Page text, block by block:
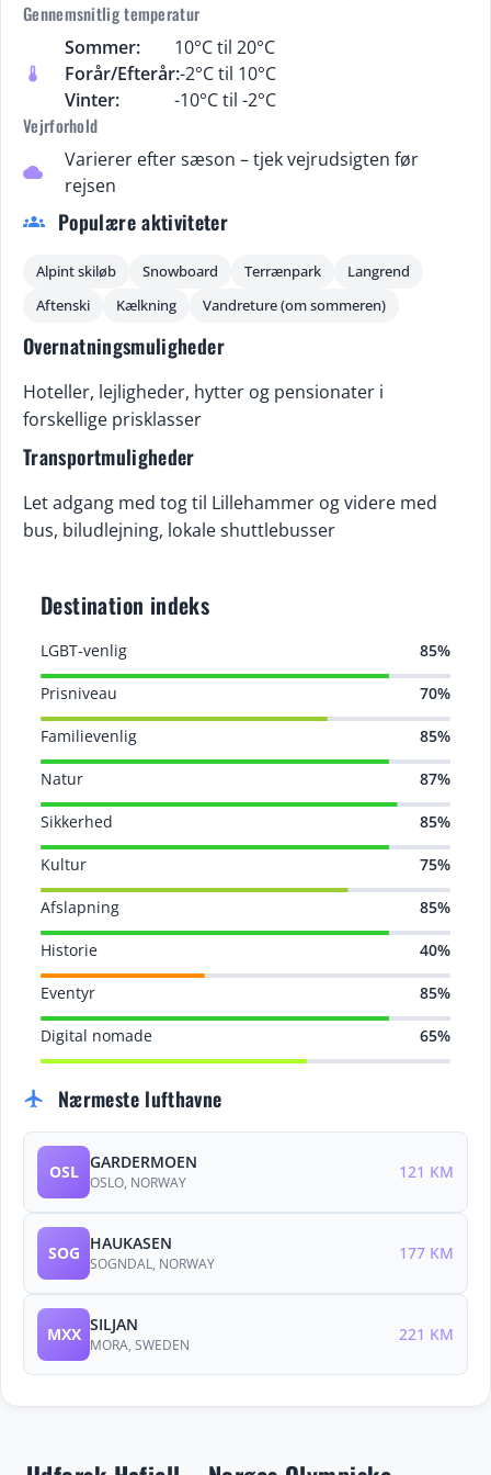
Gennemsnitlig temperatur
thermostat
Sommer:
10°C til 20°C
Forår/Efterår:-2°C til 10°C
Vinter:
-10°C til -2°C
Vejrforhold
cloud
Varierer efter sæson – tjek vejrudsigten før
rejsen
groups Populære aktiviteter
Alpint skiløb Snowboard Terrænpark
Langrend
Aftenski
Kælkning Vandreture (om sommeren)
Overnatningsmuligheder
Hoteller, lejligheder, hytter og pensionater i
forskellige prisklasser
Transportmuligheder
Let adgang med tog til Lillehammer og videre med
bus, biludlejning, lokale shuttlebusser
Destination indeks
LGBT-venlig 85%
Prisniveau 70%
Familievenlig 85%
Natur 87%
Sikkerhed 85%
Kultur 75%
Afslapning 85%
Historie 40%
Eventyr 85%
Digital nomade 65%
flight Nærmeste lufthavne
OSL GARDERMOEN
OSLO, NORWAY
121 KM
SOG HAUKASEN
SOGNDAL, NORWAY
177 KM
MXX SILJAN
MORA, SWEDEN
221 KM